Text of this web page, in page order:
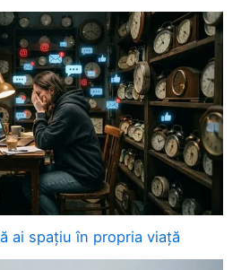
ai spațiu în propria viață